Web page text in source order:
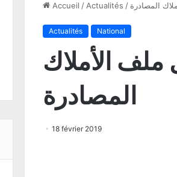
Accueil / Actualités / المصادرة
Actualités National
الأملاك
المصادرة
18 février 2019